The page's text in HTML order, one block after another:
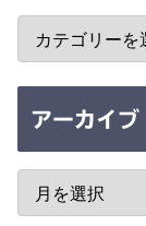
アーカイブ